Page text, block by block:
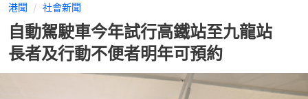
港聞 社會新聞
自動駕駛車今年試行高鐵站至九龍站
長者及行動不便者明年可預約